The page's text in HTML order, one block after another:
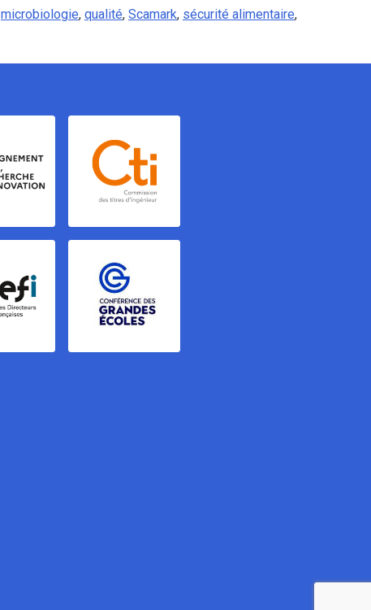
microbiologie, qualité, Scamark, sécurité alimentaire,